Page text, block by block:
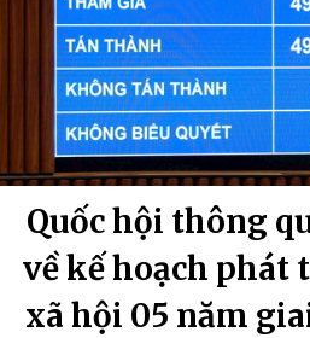
Quốc hội thông
về kế hoạch phát
xã hội 05 năm